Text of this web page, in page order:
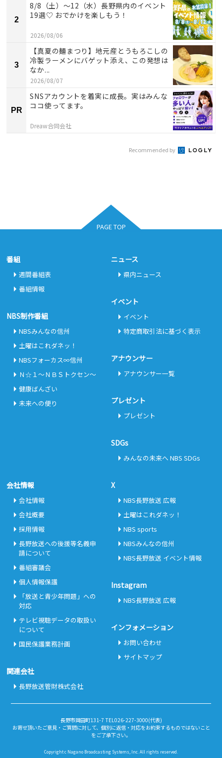
2
8/8（土）〜12（水）長野県内のイベント
19選♡ おでかけを楽しもう！
2026/08/06
3
【真夏の麺まつり】地元産とうもろこしの
冷製ラーメンにバゲット添え、この発想は
なか...
2026/08/07
PR
SNSアカウントを着実に成長。実はみんな
ココ使ってます。
Dreaw合同会社
Recommended by
PAGE TOP
番組
週間番組表
番組情報
NBS制作番組
NBSみんなの信州
土曜はこれダネッ！
NBSフォーカス∞信州
Ｎ☆１～ＮＢＳトクセン～
健康ばんざい
未来への便り
ニュース
県内ニュース
イベント
イベント
特定商取引法に基づく表示
アナウンサー
アナウンサー一覧
プレゼント
プレゼント
SDGs
みんなの未来へ NBS SDGs
会社情報
会社情報
会社概要
採用情報
長野放送への後援等名義申
請について
番組審議会
個人情報保護
「放送と青少年問題」への
対応
テレビ視聴データの取扱い
について
国民保護業務計画
関連会社
長野放送管財株式会社
X
NBS長野放送 広報
土曜はこれダネッ！
NBS sports
NBSみんなの信州
NBS長野放送 イベント情報
Instagram
NBS長野放送 広報
インフォメーション
お問い合わせ
サイトマップ
長野市岡田町131-7 TEL026-227-3000(代表)
お寄せ頂いたご意見・ご質問に対して、個別に返信・対応をお約束するものではないこと
をご了承下さい。
Copyright c Nagano Broadcasting Systems, Inc. All rights reserved.